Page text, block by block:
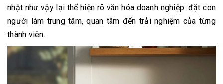
nhặt như vậy lại thể hiện rõ văn hóa doanh nghiệp: đặt con
người làm trung tâm, quan tâm đến trải nghiệm của từng
thành viên.